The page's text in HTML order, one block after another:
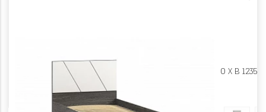
Ш 1140 X Г 2320 X В 1235